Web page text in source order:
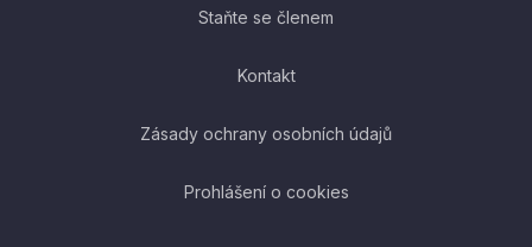
Staňte se členem
Kontakt
Zásady ochrany osobních údajů
Prohlášení o cookies